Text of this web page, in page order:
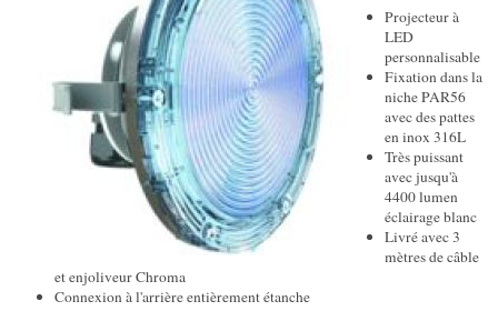
Projecteur à
LED
personnalisable
Fixation dans la
niche PAR56
avec des pattes
en inox 316L
Très puissant
avec jusqu'à
4400 lumen
éclairage blanc
Livré avec 3
mètres de câble
et enjoliveur Chroma
Connexion à l'arrière entièrement étanche